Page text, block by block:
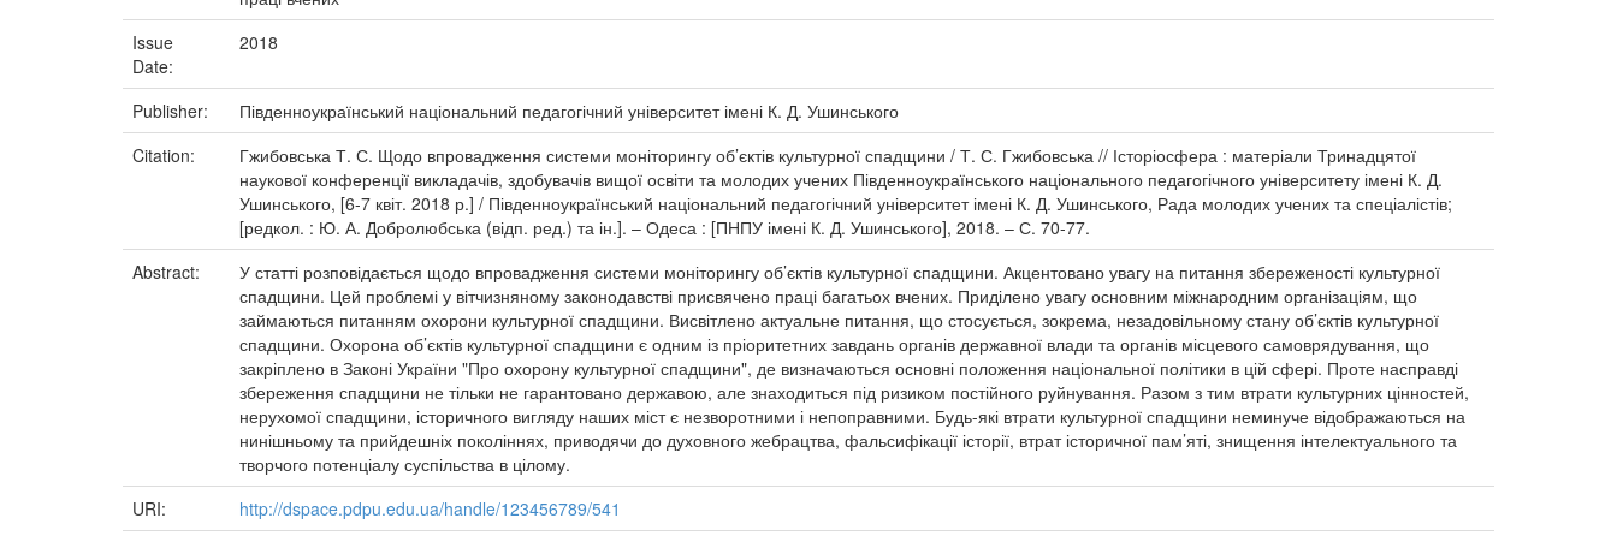
Issue
Date:
2018
Publisher:
Південноукраїнський національний педагогічний університет імені К. Д. Ушинського
Citation:
Гжибовська Т. С. Щодо впровадження системи моніторингу об’єктів культурної спадщини / Т. С. Гжибовська // Історіосфера : матеріали Тринадцятої
наукової конференції викладачів, здобувачів вищої освіти та молодих учених Південноукраїнського національного педагогічного університету імені К. Д.
Ушинського, [6-7 квіт. 2018 р.] / Південноукраїнський національний педагогічний університет імені К. Д. Ушинського, Рада молодих учених та спеціалістів;
[редкол. : Ю. А. Добролюбська (відп. ред.) та ін.]. – Одеса : [ПНПУ імені К. Д. Ушинського], 2018. – С. 70-77.
Abstract:
У статті розповідається щодо впровадження системи моніторингу об’єктів культурної спадщини. Акцентовано увагу на питання збереженості культурної
спадщини. Цей проблемі у вітчизняному законодавстві присвячено праці багатьох вчених. Приділено увагу основним міжнародним організаціям, що
займаються питанням охорони культурної спадщини. Висвітлено актуальне питання, що стосується, зокрема, незадовільному стану об’єктів культурної
спадщини. Охорона об’єктів культурної спадщини є одним із пріоритетних завдань органів державної влади та органів місцевого самоврядування, що
закріплено в Законі України "Про охорону культурної спадщини", де визначаються основні положення національної політики в цій сфері. Проте насправді
збереження спадщини не тільки не гарантовано державою, але знаходиться під ризиком постійного руйнування. Разом з тим втрати культурних цінностей,
нерухомої спадщини, історичного вигляду наших міст є незворотними і непоправними. Будь-які втрати культурної спадщини неминуче відображаються на
нинішньому та прийдешніх поколіннях, приводячи до духовного жебрацтва, фальсифікації історії, втрат історичної пам’яті, знищення інтелектуального та
творчого потенціалу суспільства в цілому.
URI:
http://dspace.pdpu.edu.ua/handle/123456789/541